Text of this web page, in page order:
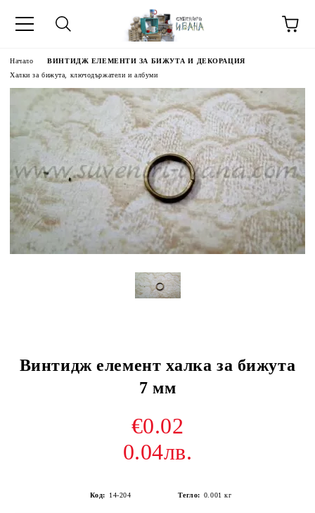
ЗА
Начало
ВИНТИДЖ ЕЛЕМЕНТИ ЗА БИЖУТА И ДЕКОРАЦИЯ
Халки за бижута, ключодържатели и албуми
Винтидж елемент халка за бижута
7 мм
€0.02
0.04лв.
Код: 14-204 Тегло: 0.001 кг